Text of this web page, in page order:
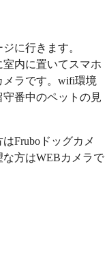
に行きます。
内に置いてスマホ
ラです。wifi環境
番中のペットの見
Fruboドッグカメ
方はWEBカメラで